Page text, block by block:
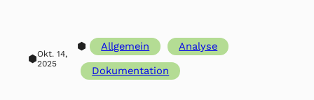
⬢Okt. 14,
2025
⬢ Allgemein
Analyse
Dokumentation